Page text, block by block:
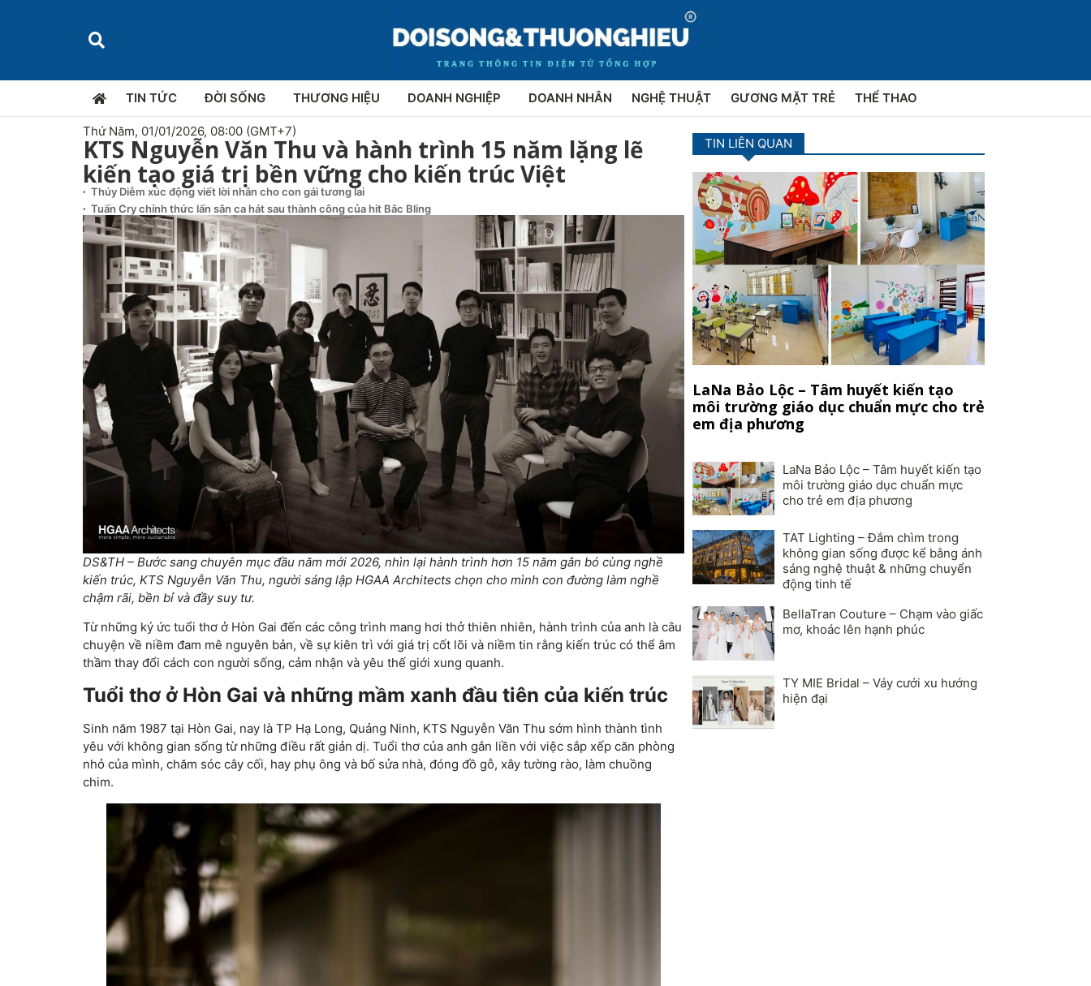
TIN TỨC ĐỜI SỐNG THƯƠNG HIỆU DOANH NGHIỆP DOANH NHÂN NGHỆ THUẬT GƯƠNG MẶT TRẺ THỂ THAO
Thứ Năm, 01/01/2026, 08:00 (GMT+7)
KTS Nguyễn Văn Thu và hành trình 15 năm lặng lẽ
kiến tạo giá trị bền vững cho kiến trúc Việt
Thúy Diễm xúc động viết lời nhắn cho con gái tương lai
Tuấn Cry chính thức lấn sân ca hát sau thành công của hit Bắc Bling
DS&TH – Bước sang chuyên mục đầu năm mới 2026, nhìn lại hành trình hơn 15 năm gắn bó cùng nghề
kiến trúc, KTS Nguyễn Văn Thu, người sáng lập HGAA Architects chọn cho mình con đường làm nghề
chậm rãi, bền bỉ và đầy suy tư.
Từ những ký ức tuổi thơ ở Hòn Gai đến các công trình mang hơi thở thiên nhiên, hành trình của anh là câu
chuyện về niềm đam mê nguyên bản, về sự kiên trì với giá trị cốt lõi và niềm tin rằng kiến trúc có thể âm
thầm thay đổi cách con người sống, cảm nhận và yêu thế giới xung quanh.
Tuổi thơ ở Hòn Gai và những mầm xanh đầu tiên của kiến trúc
Sinh năm 1987 tại Hòn Gai, nay là TP Hạ Long, Quảng Ninh, KTS Nguyễn Văn Thu sớm hình thành tình
yêu với không gian sống từ những điều rất giản dị. Tuổi thơ của anh gắn liền với việc sắp xếp căn phòng
nhỏ của mình, chăm sóc cây cối, hay phụ ông và bố sửa nhà, đóng đồ gỗ, xây tường rào, làm chuồng
chim.
TIN LIÊN QUAN
LaNa Bảo Lộc – Tâm huyết kiến tạo
môi trường giáo dục chuẩn mực cho trẻ
em địa phương
LaNa Bảo Lộc – Tâm huyết kiến tạo
môi trường giáo dục chuẩn mực
cho trẻ em địa phương
TAT Lighting – Đắm chìm trong
không gian sống được kể bằng ánh
sáng nghệ thuật & những chuyển
động tinh tế
BellaTran Couture – Chạm vào giấc
mơ, khoác lên hạnh phúc
TY MIE Bridal – Váy cưới xu hướng
hiện đại